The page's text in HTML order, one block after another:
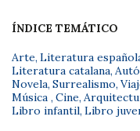
ÍNDICE TEMÁTICO
Arte, Literatura
Literatura catalana,
Novela, Surrealismo,
Música , Cine,
Libro infantil, Libro